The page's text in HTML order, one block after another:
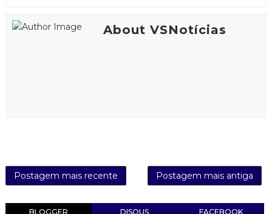
About VSNotícias
Postagem mais recente Postagem mais antiga
BLOGGER DISQUS FACEBOOK